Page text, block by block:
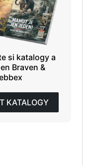
si katalogy a
Braven &
KATALOGY